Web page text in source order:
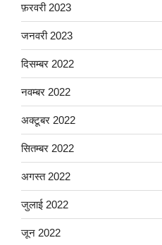
फ़रवरी 2023
जनवरी 2023
दिसम्बर 2022
नवम्बर 2022
अक्टूबर 2022
सितम्बर 2022
अगस्त 2022
जुलाई 2022
जून 2022